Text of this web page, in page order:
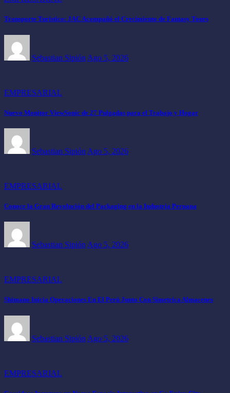
Transporte Turístico: JAC Acompañó el Crecimiento de Fantasy Tours
Sebastian Sipión Ago 5, 2026
EMPRESARIAL
Nuevo Monitor ViewSonic de 27 Pulgadas para el Trabajo y Hogar
Sebastian Sipión Ago 5, 2026
EMPRESARIAL
Conoce la Gran Revolución del Packaging en la Industria Peruana
Sebastian Sipión Ago 5, 2026
EMPRESARIAL
Shimano Inicia Operaciones En El Perú Junto Con Simetrica Almacenes
Sebastian Sipión Ago 5, 2026
EMPRESARIAL